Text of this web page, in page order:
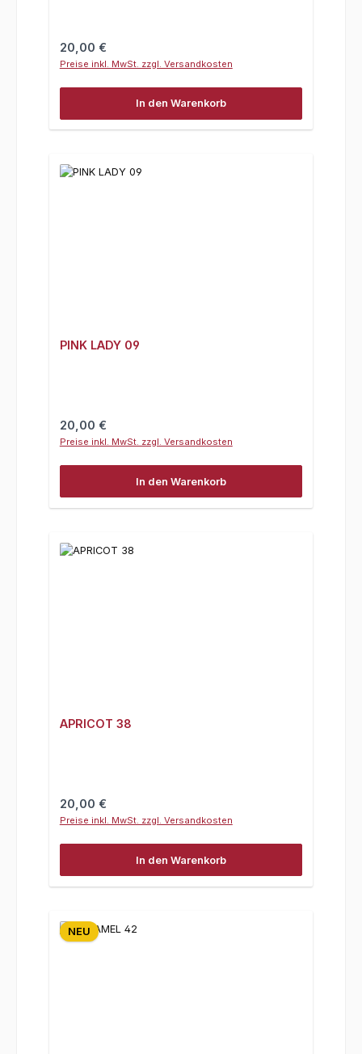
Regulärer Preis:
20,00 €
Preise inkl. MwSt. zzgl. Versandkosten
In den Warenkorb
PINK LADY 09
Regulärer Preis:
20,00 €
Preise inkl. MwSt. zzgl. Versandkosten
In den Warenkorb
APRICOT 38
Regulärer Preis:
20,00 €
Preise inkl. MwSt. zzgl. Versandkosten
In den Warenkorb
NEU